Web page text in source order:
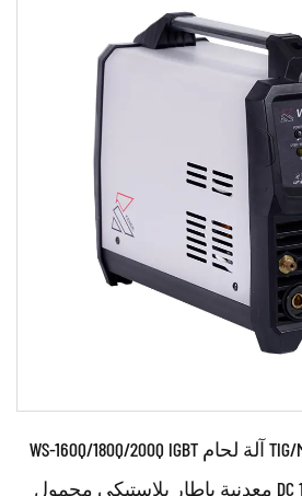
حدود:
اقرأ أكثر
WS-160Q/180Q/200Q IGBT آلة لحام TIG/MMA (TIG DC-LIFT)، علبة
معدنية بإطار بلاستيكي محمول DC مرحلة واحدة 110/220